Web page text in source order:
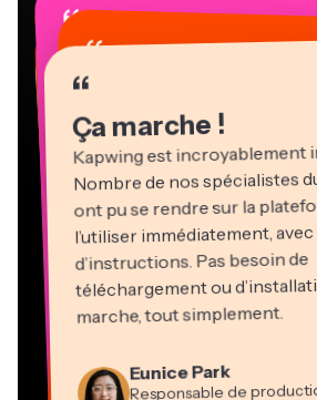
“
Ça marche !
Kapwing est incroyablement
Nombre de nos spécialistes
ont pu se rendre sur la
l’utiliser immédiatement,
d’instructions. Pas besoin de
téléchargement ou
marche, tout simplement.
Eunice Park
Responsable de
“
“
Panos Papagapiou
“
Kerry-lee Farla
Gracie Peng
“
Martin James
Éditeur vidéo
Heidi Rae
Pédagogie
“
Consultant
“
“
Dina Segovia